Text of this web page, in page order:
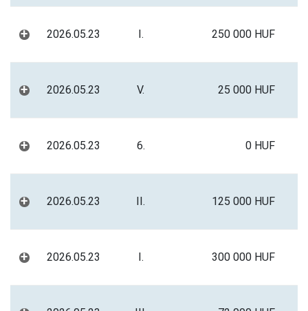
+ 2026.05.23 I. 250 000 HUF
+ 2026.05.23 V. 25 000 HUF
+ 2026.05.23 6. 0 HUF
+ 2026.05.23 II. 125 000 HUF
+ 2026.05.23 I. 300 000 HUF